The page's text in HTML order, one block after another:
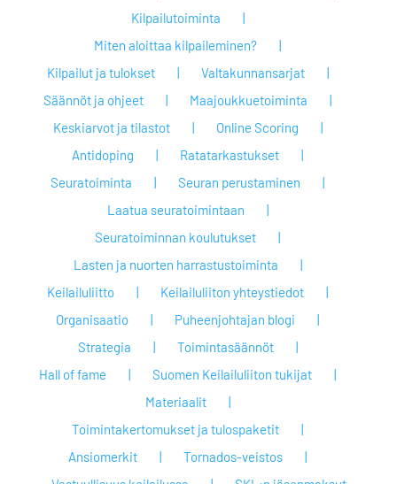
Kilpailutoiminta
Miten aloittaa kilpaileminen?
Kilpailut ja tulokset
Valtakunnansarjat
Säännöt ja ohjeet
Maajoukkuetoiminta
Keskiarvot ja tilastot
Online Scoring
Antidoping
Ratatarkastukset
Seuratoiminta
Seuran perustaminen
Laatua seuratoimintaan
Seuratoiminnan koulutukset
Lasten ja nuorten harrastustoiminta
Keilailuliitto
Keilailuliiton yhteystiedot
Organisaatio
Puheenjohtajan blogi
Strategia
Toimintasäännöt
Hall of fame
Suomen Keilailuliiton tukijat
Materiaalit
Toimintakertomukset ja tulospaketit
Ansiomerkit
Tornados-veistos